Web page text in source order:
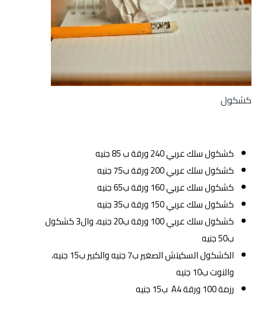
كشكول
كشكول سلك عربي 240 ورقة ب 85 جنيه
كشكول سلك عربي 200 ورقة ب75 جنيه
كشكول سلك عربي 160 ورقة ب65 جنيه
كشكول سلك عربي 150 ورقة ب35 جنيه
كشكول سلك عربي 100 ورقة ب20 جنيه، وال3 كشكول
ب50 جنيه
الكشكول السكيتش الصغير ب7 جنيه والكبير ب15 جنيه،
والنوت ب10 جنيه
رزمة 100 ورقة A4 ب15 جنيه